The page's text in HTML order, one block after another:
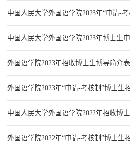
外国语学院2023年招收博士生博导简介表